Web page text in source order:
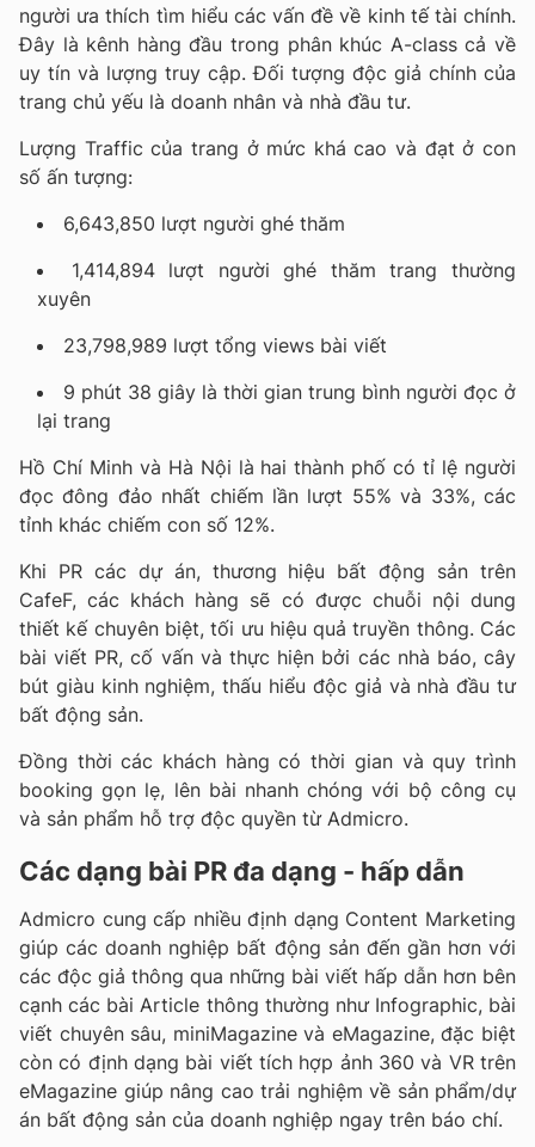
người ưa thích tìm hiểu các vấn đề về kinh tế tài chính.
Đây là kênh hàng đầu trong phân khúc A-class cả về
uy tín và lượng truy cập. Đối tượng độc giả chính của
trang chủ yếu là doanh nhân và nhà đầu tư.
Lượng Traffic của trang ở mức khá cao và đạt ở con
số ấn tượng:
6,643,850 lượt người ghé thăm
1,414,894 lượt người ghé thăm trang thường
xuyên
23,798,989 lượt tổng views bài viết
9 phút 38 giây là thời gian trung bình người đọc ở
lại trang
Hồ Chí Minh và Hà Nội là hai thành phố có tỉ lệ người
đọc đông đảo nhất chiếm lần lượt 55% và 33%, các
tỉnh khác chiếm con số 12%.
Khi PR các dự án, thương hiệu bất động sản trên
CafeF, các khách hàng sẽ có được chuỗi nội dung
thiết kế chuyên biệt, tối ưu hiệu quả truyền thông. Các
bài viết PR, cố vấn và thực hiện bởi các nhà báo, cây
bút giàu kinh nghiệm, thấu hiểu độc giả và nhà đầu tư
bất động sản.
Đồng thời các khách hàng có thời gian và quy trình
booking gọn lẹ, lên bài nhanh chóng với bộ công cụ
và sản phẩm hỗ trợ độc quyền từ Admicro.
Các dạng bài PR đa dạng - hấp dẫn
Admicro cung cấp nhiều định dạng Content Marketing
giúp các doanh nghiệp bất động sản đến gần hơn với
các độc giả thông qua những bài viết hấp dẫn hơn bên
cạnh các bài Article thông thường như Infographic, bài
viết chuyên sâu, miniMagazine và eMagazine, đặc biệt
còn có định dạng bài viết tích hợp ảnh 360 và VR trên
eMagazine giúp nâng cao trải nghiệm về sản phẩm/dự
án bất động sản của doanh nghiệp ngay trên báo chí.